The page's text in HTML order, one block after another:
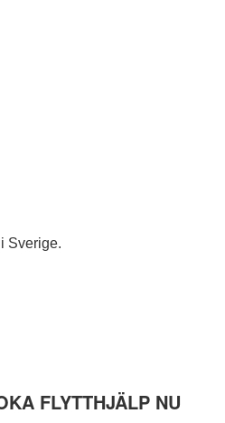
Sverige.
FLYTTHJÄLP NU